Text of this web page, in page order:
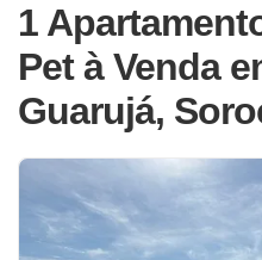
1
Pet à Venda
Guarujá,